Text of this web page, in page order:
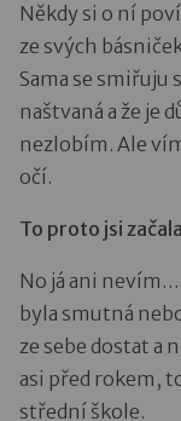
Někdy si o ní
ze svých
Sama se smiřuju
naštvaná a že je
nezlobím. Ale
očí.
To proto jsi
No já ani nevím…
byla smutná
ze sebe dostat a
asi před rokem,
střední škole.